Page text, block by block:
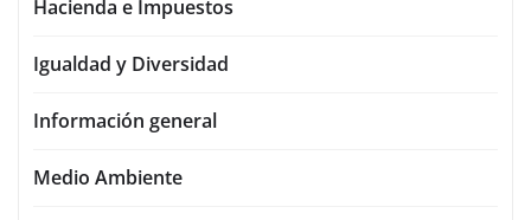
Hacienda e Impuestos
Igualdad y Diversidad
Información general
Medio Ambiente